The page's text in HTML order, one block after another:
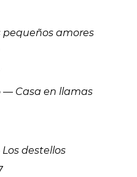
pequeños amores
— Casa en llamas
Los destellos